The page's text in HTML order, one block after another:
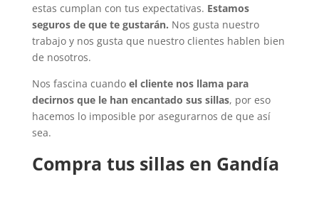
estas cumplan con tus expectativas. Estamos
seguros de que te gustarán. Nos gusta nuestro
trabajo y nos gusta que nuestro clientes hablen bien
de nosotros.
Nos fascina cuando el cliente nos llama para
decirnos que le han encantado sus sillas, por eso
hacemos lo imposible por asegurarnos de que así
sea.
Compra tus sillas en Gandía